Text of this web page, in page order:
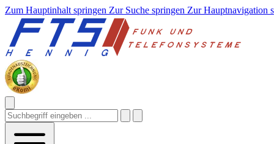
Zum Hauptinhalt springen Zur Suche springen Zur Hauptnavigation